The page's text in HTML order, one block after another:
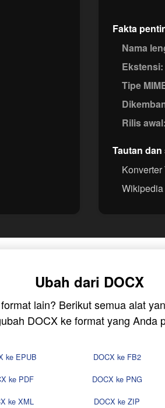
Fakta
Nama
Ekstensi:
Tipe
Rilis awal:
Tautan
Ubah dari DOCX
lain? Berikut semua alat
DOCX ke format yang Anda
ke EPUB DOCX ke FB2
ke PDF DOCX ke PNG
ke XML DOCX ke ZIP